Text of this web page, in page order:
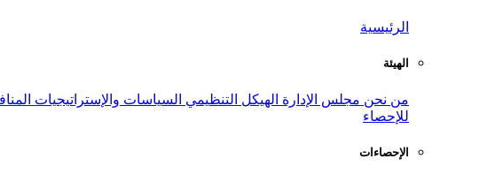
الرئيسية
الهيئة
من نحن مجلس الإدارة الهيكل التنظيمي السياسات والإستراتيجيات
للإحصاء
الإحصاءات